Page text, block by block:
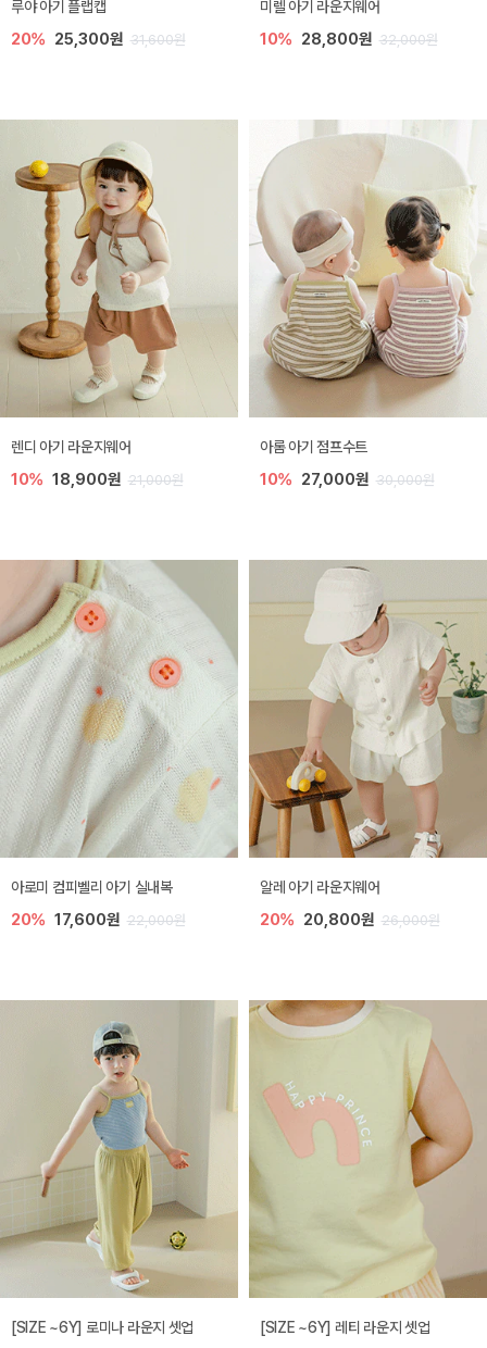
루야 아기 플랩캡
20% 25,300원 31,600원
미렐 아기 라운지웨어
10% 28,800원 32,000원
렌디 아기 라운지웨어
10% 18,900원 21,000원
아롬 아기 점프수트
10% 27,000원 30,000원
아로미 컴피벨리 아기 실내복
20% 17,600원 22,000원
알레 아기 라운지웨어
20% 20,800원 26,000원
[SIZE ~6Y] 로미나 라운지 셋업 [SIZE ~6Y] 레티 라운지 셋업